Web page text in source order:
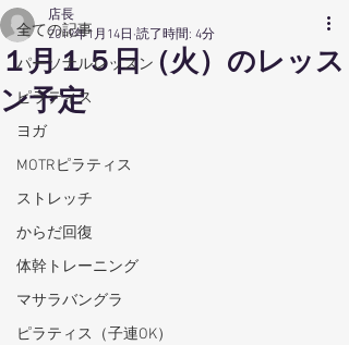
全ての記事
パーソナルレッスン
ピラティス
ヨガ
MOTRピラティス
ストレッチ
からだ回復
体幹トレーニング
マサラバングラ
ピラティス（子連OK）
１月１５日（火）のレッス
ン予定
店長
2019年1月14日 読了時間: 4分